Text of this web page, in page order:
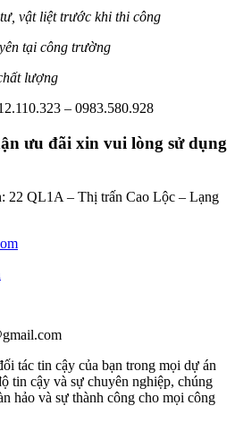
vật liệt trước khi thi công
tại công trường
lượng
– 0983.580.928
ưu đãi xin vui lòng sử dụng
22 QL1A – Thị trấn Cao Lộc – Lạng
tác tin cậy của bạn trong mọi dự án
tin cậy và sự chuyên nghiệp, chúng
hảo và sự thành công cho mọi công